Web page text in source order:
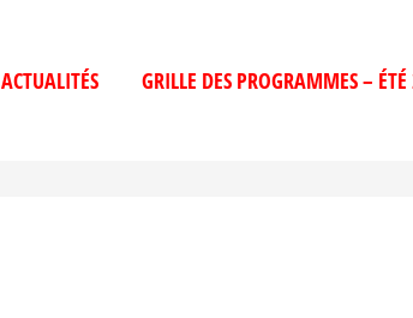
ACTUALITÉS GRILLE DES PROGRAMMES –